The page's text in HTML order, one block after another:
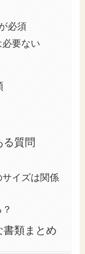
必須
要ない
る質問
イズは関係
書類まとめ